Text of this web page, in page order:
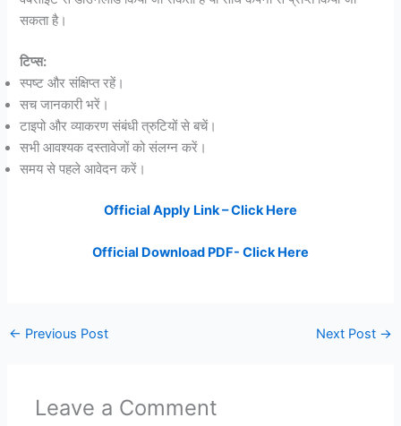
सकता है।
टिप्स:
स्पष्ट और संक्षिप्त रहें।
सच जानकारी भरें।
टाइपो और व्याकरण संबंधी त्रुटियों से बचें।
सभी आवश्यक दस्तावेजों को संलग्न करें।
समय से पहले आवेदन करें।
Official Apply Link – Click Here
Official Download PDF- Click Here
← Previous Post Next Post →
Leave a Comment